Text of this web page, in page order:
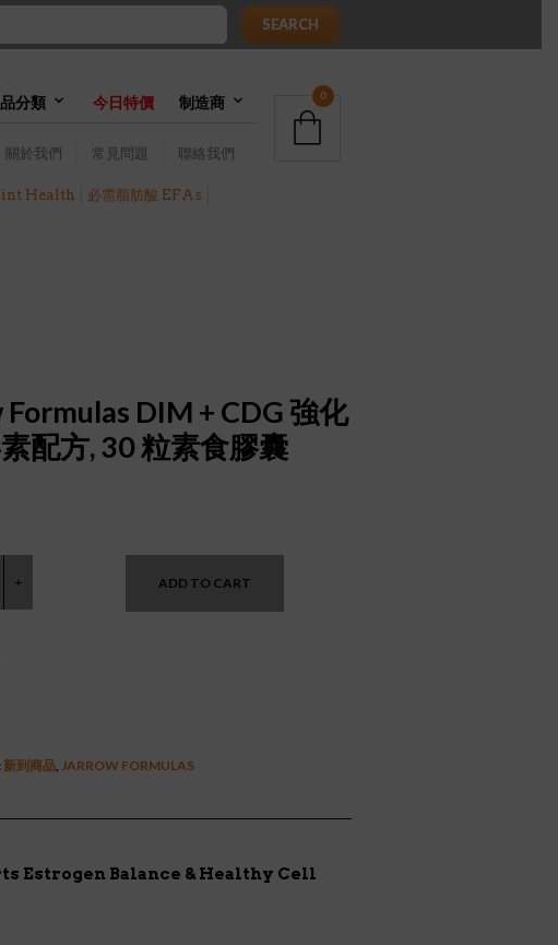
SEARCH
分類 今日特價 制造商
關於我們 常見問題 聯絡我們
0
Health
必需脂肪酸 EFAs
DIM + CDG 強化
配方, 30 粒素食膠囊
ADD TO CART
新到商品, JARROW FORMULAS
Estrogen Balance & Healthy Cell